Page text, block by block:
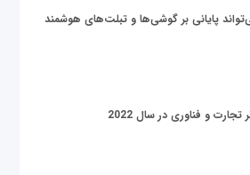
پایانی بر گوشی‌ها و تبلت‌های هوشمند